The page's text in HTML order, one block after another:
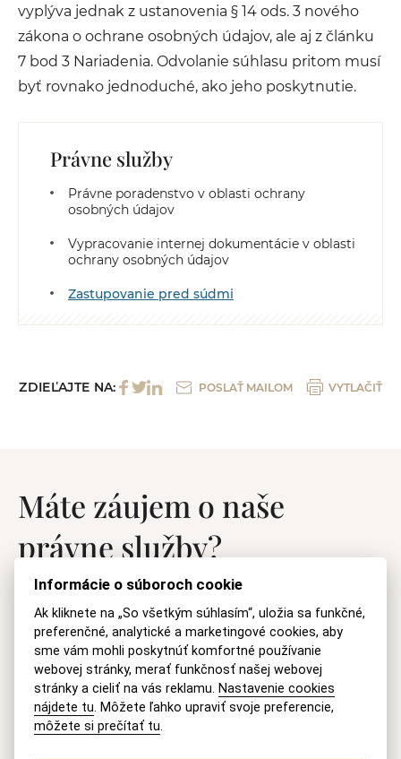
vyplýva jednak z ustanovenia § 14 ods. 3 nového
zákona o ochrane osobných údajov, ale aj z článku
7 bod 3 Nariadenia. Odvolanie súhlasu pritom musí
byť rovnako jednoduché, ako jeho poskytnutie.
Právne služby
Právne poradenstvo v oblasti ochrany
osobných údajov
Vypracovanie internej dokumentácie v oblasti
ochrany osobných údajov
Zastupovanie pred súdmi
ZDIEĽAJTE NA: POSLAŤ MAILOM VYTLAČIŤ
Máte záujem o naše
právne služby?
Kontaktujte nás
Vaše meno
E-mail
Informácie o súboroch cookie
Ak kliknete na „So všetkým súhlasím“, uložia sa funkčné,
preferenčné, analytické a marketingové cookies, aby
sme vám mohli poskytnúť komfortné používanie
webovej stránky, merať funkčnosť našej webovej
stránky a cieliť na vás reklamu. Nastavenie cookies
nájdete tu. Môžete ľahko upraviť svoje preferencie,
môžete si prečítať tu.